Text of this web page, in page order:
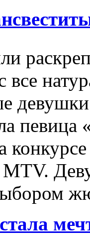
певица
MTV.